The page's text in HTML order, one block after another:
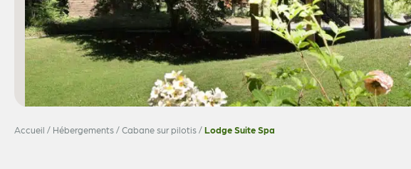
Accueil / Hébergements/Cabane sur pilotis/Lodge Suite Spa